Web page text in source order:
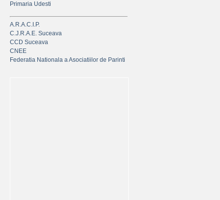
Primaria Udesti
A.R.A.C.I.P.
C.J.R.A.E. Suceava
CCD Suceava
CNEE
Federatia Nationala a Asociatiilor de Parinti